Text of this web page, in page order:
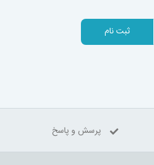
ثبت نام
پرسش و پاسخ